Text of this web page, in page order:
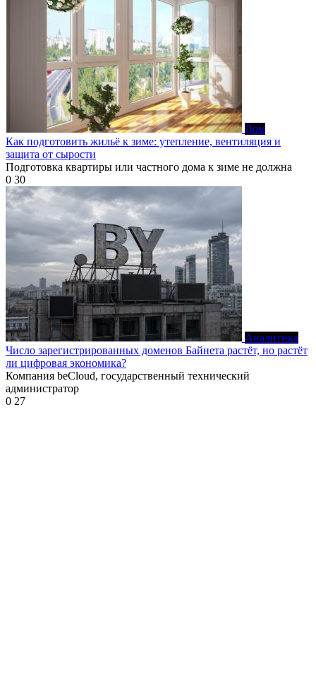
Дом
Как подготовить жильё к зиме: утепление, вентиляция и
защита от сырости
Подготовка квартиры или частного дома к зиме не должна
0 30
Аналитика
Число зарегистрированных доменов Байнета растёт, но растёт
ли цифровая экономика?
Компания beCloud, государственный технический
администратор
0 27